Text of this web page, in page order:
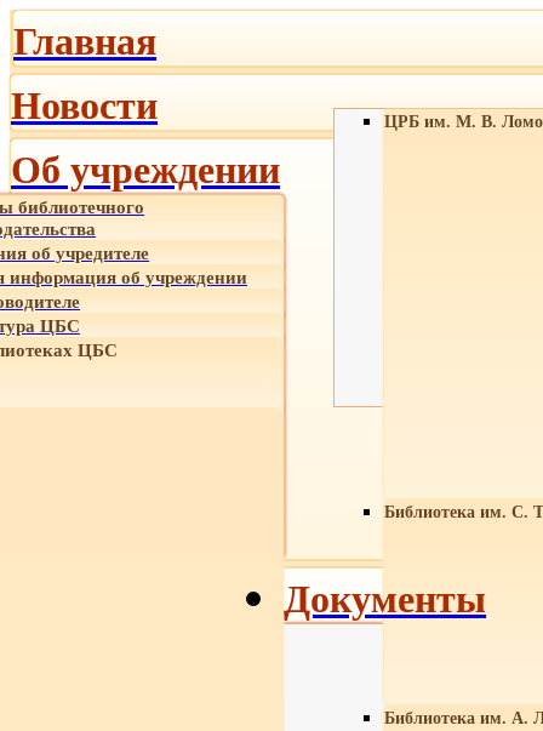
Главная
Новости
Об учреждении
библиотечного
об учредителе
об учреждении
ЦБС
ЦБС
ЦРБ им. М. В.
Библиотека им. С.
Библиотека им. А.
Документы